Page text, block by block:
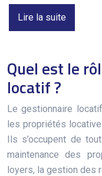
Lire la suite
Quel est le
locatif ?
Le gestionnaire
les propriétés
Ils s’occupent de
maintenance des
loyers, la gestion des